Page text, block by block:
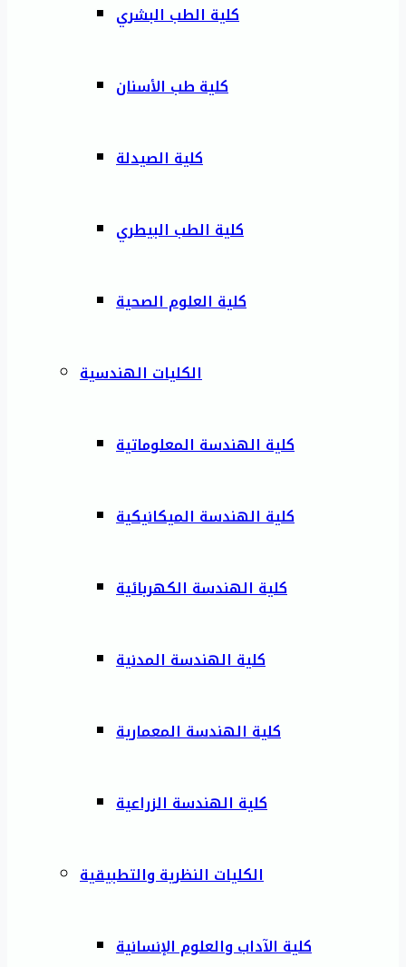
كلية الطب البشري
كلية طب الأسنان
كلية الصيدلة
كلية الطب البيطري
كلية العلوم الصحية
الكليات الهندسية
كلية الهندسة المعلوماتية
كلية الهندسة الميكانيكية
كلية الهندسة الكهربائية
كلية الهندسة المدنية
كلية الهندسة المعمارية
كلية الهندسة الزراعية
الكليات النظرية والتطبيقية
كلية الآداب والعلوم الإنسانية